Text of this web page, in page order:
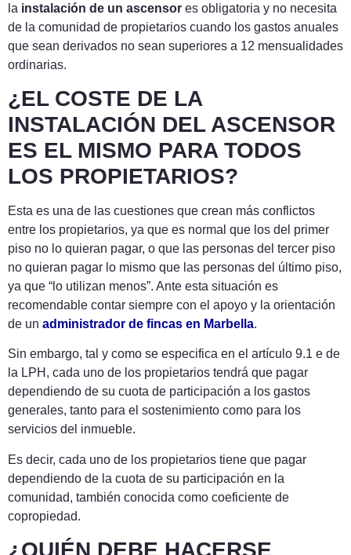
la instalación de un ascensor es obligatoria y no necesita
de la comunidad de propietarios cuando los gastos anuales
que sean derivados no sean superiores a 12 mensualidades
ordinarias.
¿EL COSTE DE LA
INSTALACIÓN DEL ASCENSOR
ES EL MISMO PARA TODOS
LOS PROPIETARIOS?
Esta es una de las cuestiones que crean más conflictos
entre los propietarios, ya que es normal que los del primer
piso no lo quieran pagar, o que las personas del tercer piso
no quieran pagar lo mismo que las personas del último piso,
ya que “lo utilizan menos”. Ante esta situación es
recomendable contar siempre con el apoyo y la orientación
de un administrador de fincas en Marbella.
Sin embargo, tal y como se especifica en el artículo 9.1 e de
la LPH, cada uno de los propietarios tendrá que pagar
dependiendo de su cuota de participación a los gastos
generales, tanto para el sostenimiento como para los
servicios del inmueble.
Es decir, cada uno de los propietarios tiene que pagar
dependiendo de la cuota de su participación en la
comunidad, también conocida como coeficiente de
copropiedad.
¿QUIÉN DEBE HACERSE